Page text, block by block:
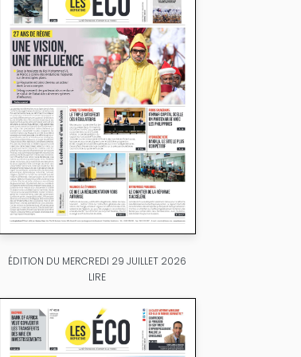
ÉDITION DU MERCREDI 29 JUILLET 2026
LIRE